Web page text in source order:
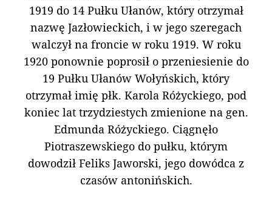
1919 do 14 Pułku Ułanów, który otrzymał
nazwę Jazłowieckich, i w jego szeregach
walczył na froncie w roku 1919. W roku
1920 ponownie poprosił o przeniesienie do
19 Pułku Ułanów Wołyńskich, który
otrzymał imię płk. Karola Różyckiego, pod
koniec lat trzydziestych zmienione na gen.
Edmunda Różyckiego. Ciągnęło
Piotraszewskiego do pułku, którym
dowodził Feliks Jaworski, jego dowódca z
czasów antonińskich.